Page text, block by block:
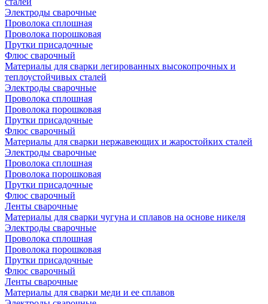
Электроды сварочные
Проволока сплошная
Проволока порошковая
Прутки присадочные
Флюс сварочный
Материалы для сварки легированных высокопрочных и
теплоустойчивых сталей
Электроды сварочные
Проволока сплошная
Проволока порошковая
Прутки присадочные
Флюс сварочный
Материалы для сварки нержавеющих и жаростойких сталей
Электроды сварочные
Проволока сплошная
Проволока порошковая
Прутки присадочные
Флюс сварочный
Ленты сварочные
Материалы для сварки чугуна и сплавов на основе никеля
Электроды сварочные
Проволока сплошная
Проволока порошковая
Прутки присадочные
Флюс сварочный
Ленты сварочные
Материалы для сварки меди и ее сплавов